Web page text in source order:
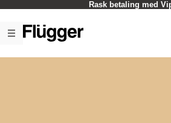
Rask betaling med